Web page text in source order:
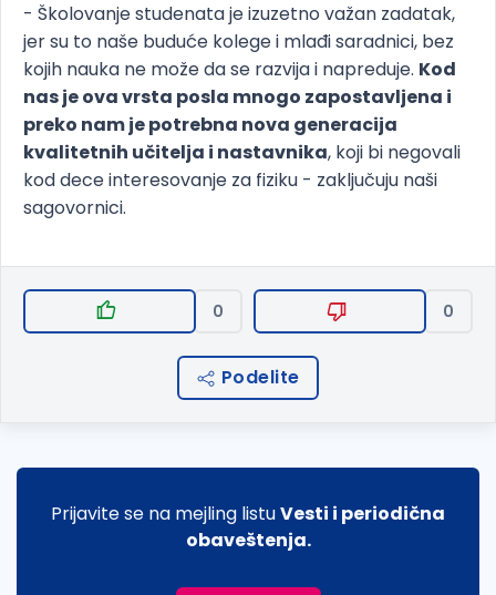
- Školovanje studenata je izuzetno važan zadatak,
jer su to naše buduće kolege i mlađi saradnici, bez
kojih nauka ne može da se razvija i napreduje. Kod
nas je ova vrsta posla mnogo zapostavljena i
preko nam je potrebna nova generacija
kvalitetnih učitelja i nastavnika, koji bi negovali
kod dece interesovanje za fiziku - zaključuju naši
sagovornici.
0 0
Podelite
Prijavite se na mejling listuVesti i periodična
obaveštenja.